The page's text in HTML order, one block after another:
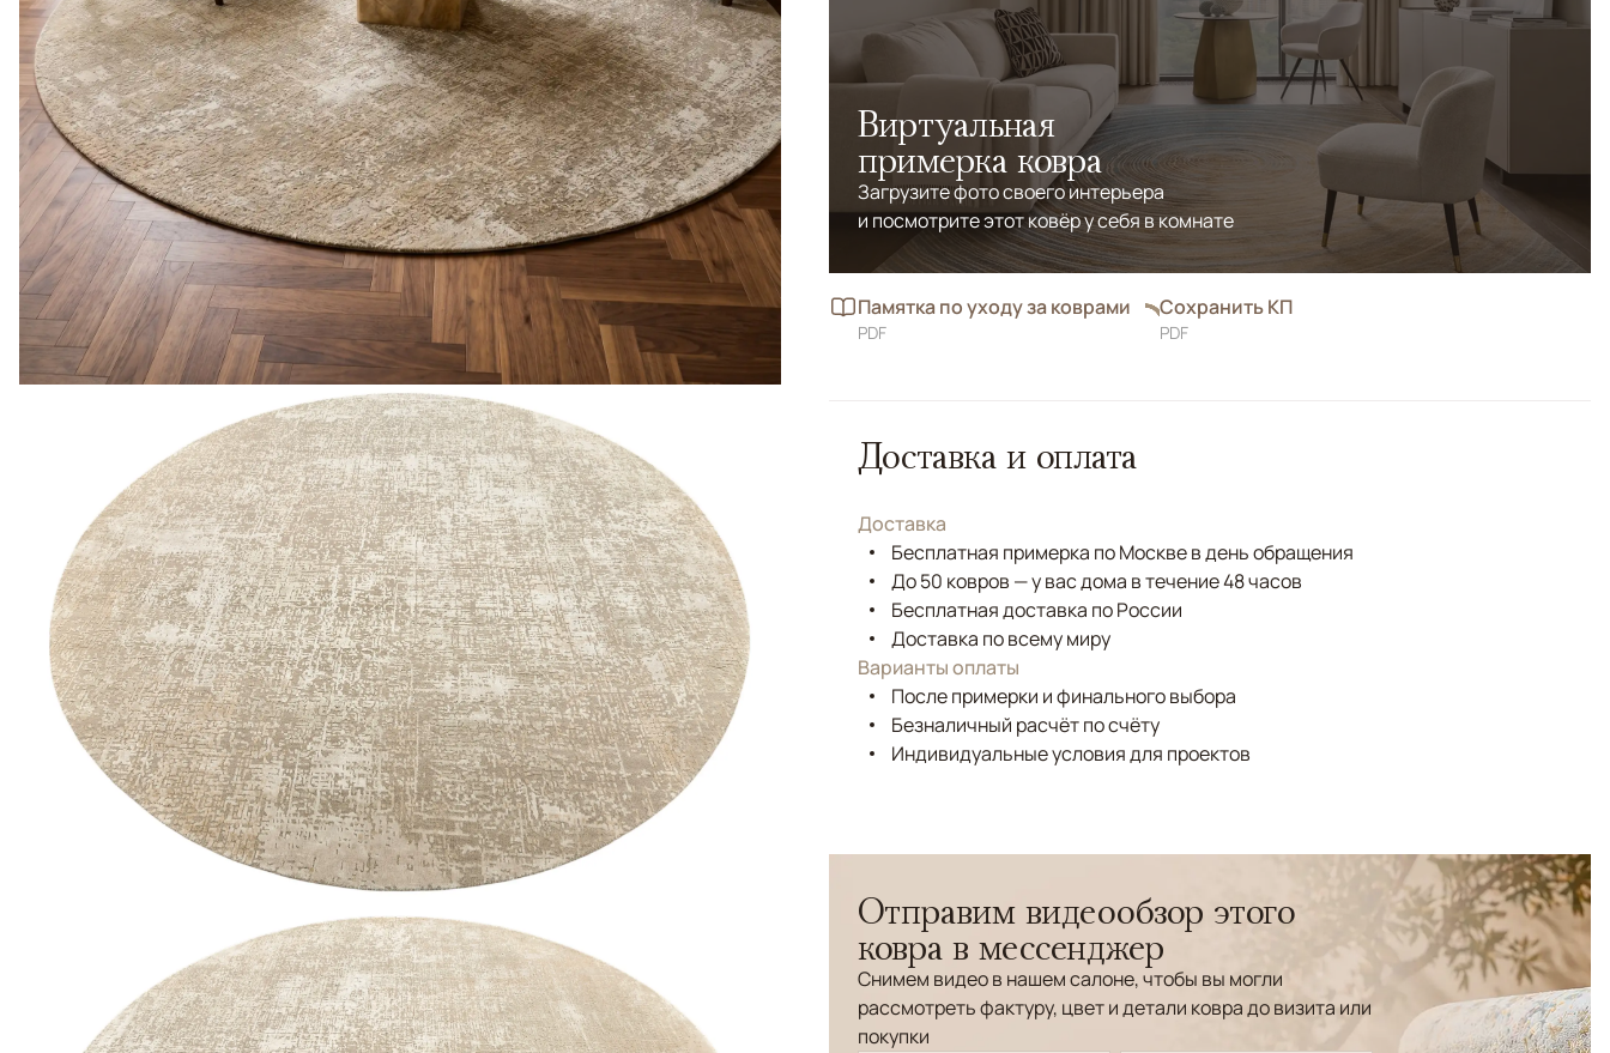
Виртуальная
примерка ковра
Загрузите фото своего интерьера
и посмотрите этот ковёр у себя в комнате
Памятка по уходу за коврами
PDF
Сохранить КП
PDF
Доставка и оплата
Доставка
Бесплатная примерка по Москве в день обращения
До 50 ковров — у вас дома в течение 48 часов
Бесплатная доставка по России
Доставка по всему миру
Варианты оплаты
После примерки и финального выбора
Безналичный расчёт по счёту
Индивидуальные условия для проектов
Отправим видеообзор этого
ковра в мессенджер
Снимем видео в нашем салоне, чтобы вы могли
рассмотреть фактуру, цвет и детали ковра до визита или
покупки